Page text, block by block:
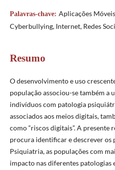
Palavras-chave: Aplicações
Cyberbullying, Internet, Redes
Resumo
O desenvolvimento e uso
população associou-se também a
indivíduos com patologia
associados aos meios digitais,
como “riscos digitais”. A
procura identificar e descrever os
Psiquiatria, as populações com
impacto nas diferentes patologias